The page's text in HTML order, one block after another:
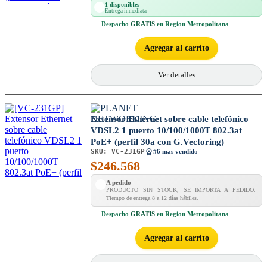
1 disponibles
Entrega inmediata
Despacho GRATIS en Region Metropolitana
Agregar al carrito
Ver detalles
Extensor Ethernet sobre cable telefónico
VDSL2 1 puerto 10/100/1000T 802.3at
PoE+ (perfil 30a con G.Vectoring)
SKU: VC-231GP #6 mas vendido
$246.568
A pedido
PRODUCTO SIN STOCK, SE IMPORTA A PEDIDO.
Tiempo de entrega 8 a 12 días hábiles.
Despacho GRATIS en Region Metropolitana
Agregar al carrito